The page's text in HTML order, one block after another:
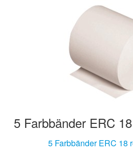
5 Farbbänder ERC
5 Farbbänder ERC 18